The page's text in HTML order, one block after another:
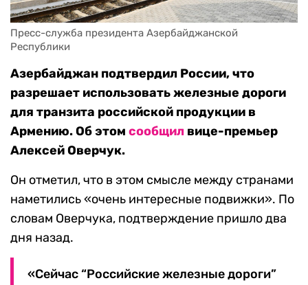
Пресс-служба президента Aзербайджанской
Республики
Азербайджан подтвердил России, что
разрешает использовать железные дороги
для транзита российской продукции в
Армению. Об этом сообщил вице-премьер
Алексей Оверчук.
Он отметил, что в этом смысле между странами
наметились «очень интересные подвижки». По
словам Оверчука, подтверждение пришло два
дня назад.
«Сейчас “Российские железные дороги”